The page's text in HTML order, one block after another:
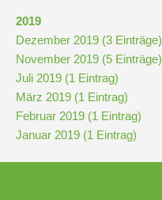
Downloads
und
Formulare
Viertklässler
2019
Dezember 2019 (3 Einträge)
November 2019 (5 Einträge)
Juli 2019 (1 Eintrag)
März 2019 (1 Eintrag)
Februar 2019 (1 Eintrag)
Januar 2019 (1 Eintrag)